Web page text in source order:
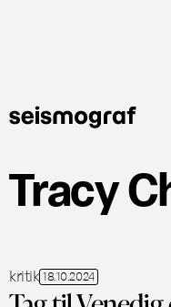
Tracy
kritik 18.10.2024